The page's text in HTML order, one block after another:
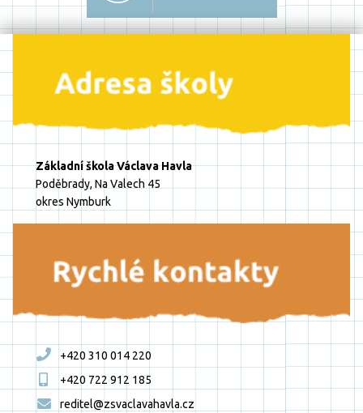
Základní škola Václava Havla
Poděbrady, Na Valech 45
okres Nymburk
+420 310 014 220
+420 722 912 185
reditel@zsvaclavahavla.cz